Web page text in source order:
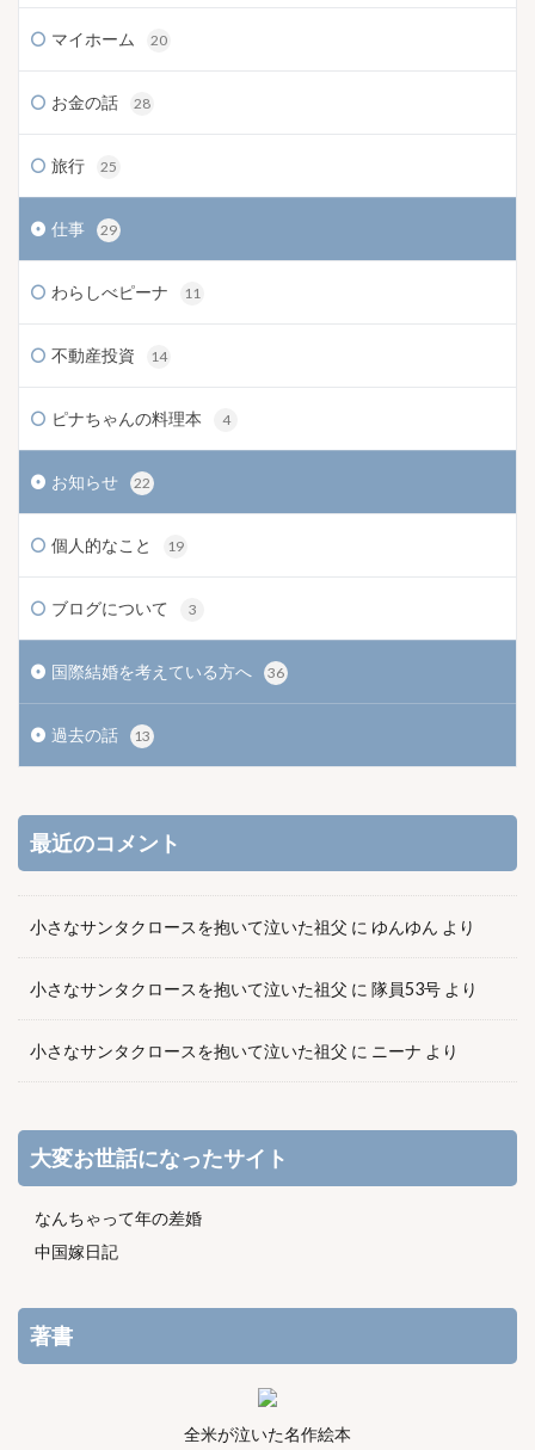
マイホーム 20
お金の話 28
旅行 25
仕事 29
わらしべピーナ 11
不動産投資 14
ピナちゃんの料理本 4
お知らせ 22
個人的なこと 19
ブログについて 3
国際結婚を考えている方へ 36
過去の話 13
最近のコメント
小さなサンタクロースを抱いて泣いた祖父 に ゆんゆん より
小さなサンタクロースを抱いて泣いた祖父 に 隊員53号 より
小さなサンタクロースを抱いて泣いた祖父 に ニーナ より
大変お世話になったサイト
なんちゃって年の差婚
中国嫁日記
著書
全米が泣いた名作絵本